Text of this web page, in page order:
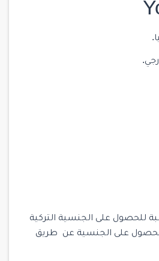
للحصول على الجنسية التركية
على الجنسية عن طريق